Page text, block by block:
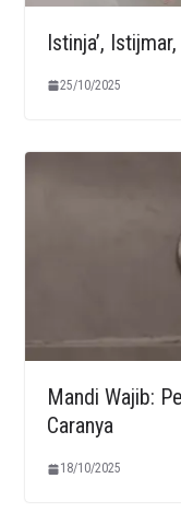
Istinja’,
25/10/2025
Mandi Wajib:
Caranya
18/10/2025